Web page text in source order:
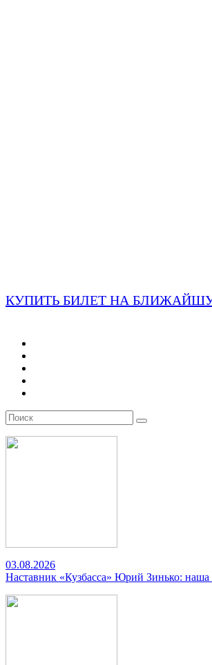
КУПИТЬ БИЛЕТ НА
03.08.2026
Наставник «Кузбасса» Юрий Зинько: наша